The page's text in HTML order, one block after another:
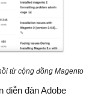
từ cộng đồng Magento
diễn đàn Adobe